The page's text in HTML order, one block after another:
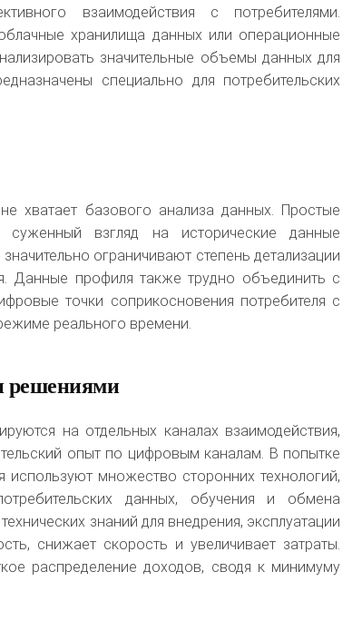
взаимодействия с потребителями.
хранилища данных или операционные
значительные объемы данных для
специально для потребительских
хватает базового анализа данных. Простые
взгляд на исторические данные
ограничивают степень детализации
Данные профиля также трудно объединить с
точки соприкосновения потребителя с
реального времени.
решениями
на отдельных каналах взаимодействия,
опыт по цифровым каналам. В попытке
множество сторонних технологий,
данных, обучения и обмена
знаний для внедрения, эксплуатации
снижает скорость и увеличивает затраты.
распределение доходов, сводя к минимуму